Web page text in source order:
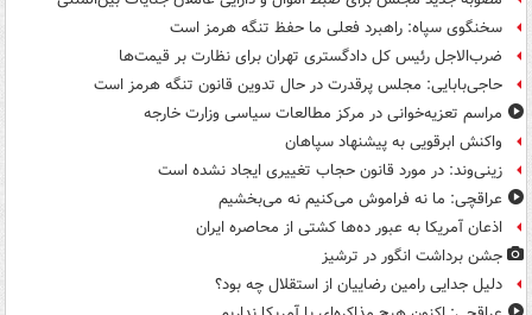
سخنگوی سپاه: راهبرد فعلی ما حفظ تنگه هرمز است
ضرب‌الاجل رئیس کل دادگستری تهران برای نظارت بر قیمت‌ها
حاجی‌بابایی: مجلس پرقدرت در حال تدوین قانون تنگه هرمز است
مراسم تعزیه‌خوانی در مرکز مطالعات سیاسی وزارت خارجه
واکنش ابرقویی به پیشنهاد سپاهان
زینی‌وند: در مورد قانون حجاب تغییری ایجاد نشده است
عراقچی: ما نه فراموش می‌کنیم نه می‌بخشیم
اذعان آمریکا به عبور ده‌ها کشتی از محاصره ایران
جشن برداشت انگور در ترشیز
دلیل جدایی رامین رضاییان از استقلال چه بود؟